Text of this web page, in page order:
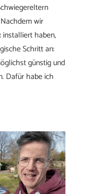
wir
haben,
Schritt an:
günstig und
Dafür habe ich